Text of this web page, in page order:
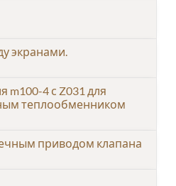
экранами.
m100-4 с Z031 для
теплообменником
приводом клапана